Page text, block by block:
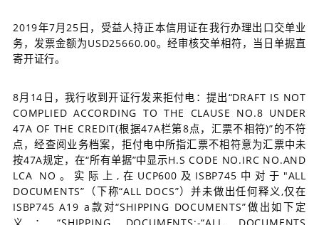
2019年7月25日，受益人持正本信用证在我行办理出口交单业
务，发票金额为USD25660.00。经审核交单相符，当日单据直
寄开证行。
8月14日，我行收到开证行发来拒付电：提出“DRAFT IS NOT
COMPLIED ACCORDING TO THE CLAUSE NO.8 UNDER
47A OF THE CREDIT(根据47A栏第8点，汇票不相符)”的不符
点，经查阅业务档案，拒付电中所指汇票不相符意为汇票中未
按47A规定，在“所有单据”中显示H.S CODE NO.IRC NO.AND
LCA NO。 实际上,在UCP600及ISBP745中对于"ALL
DOCUMENTS”（下称“ALL DOCS”）并未做出任何释义,仅在
ISBP745 A19 a款对“SHIPPING DOCUMENTS”做出如下定